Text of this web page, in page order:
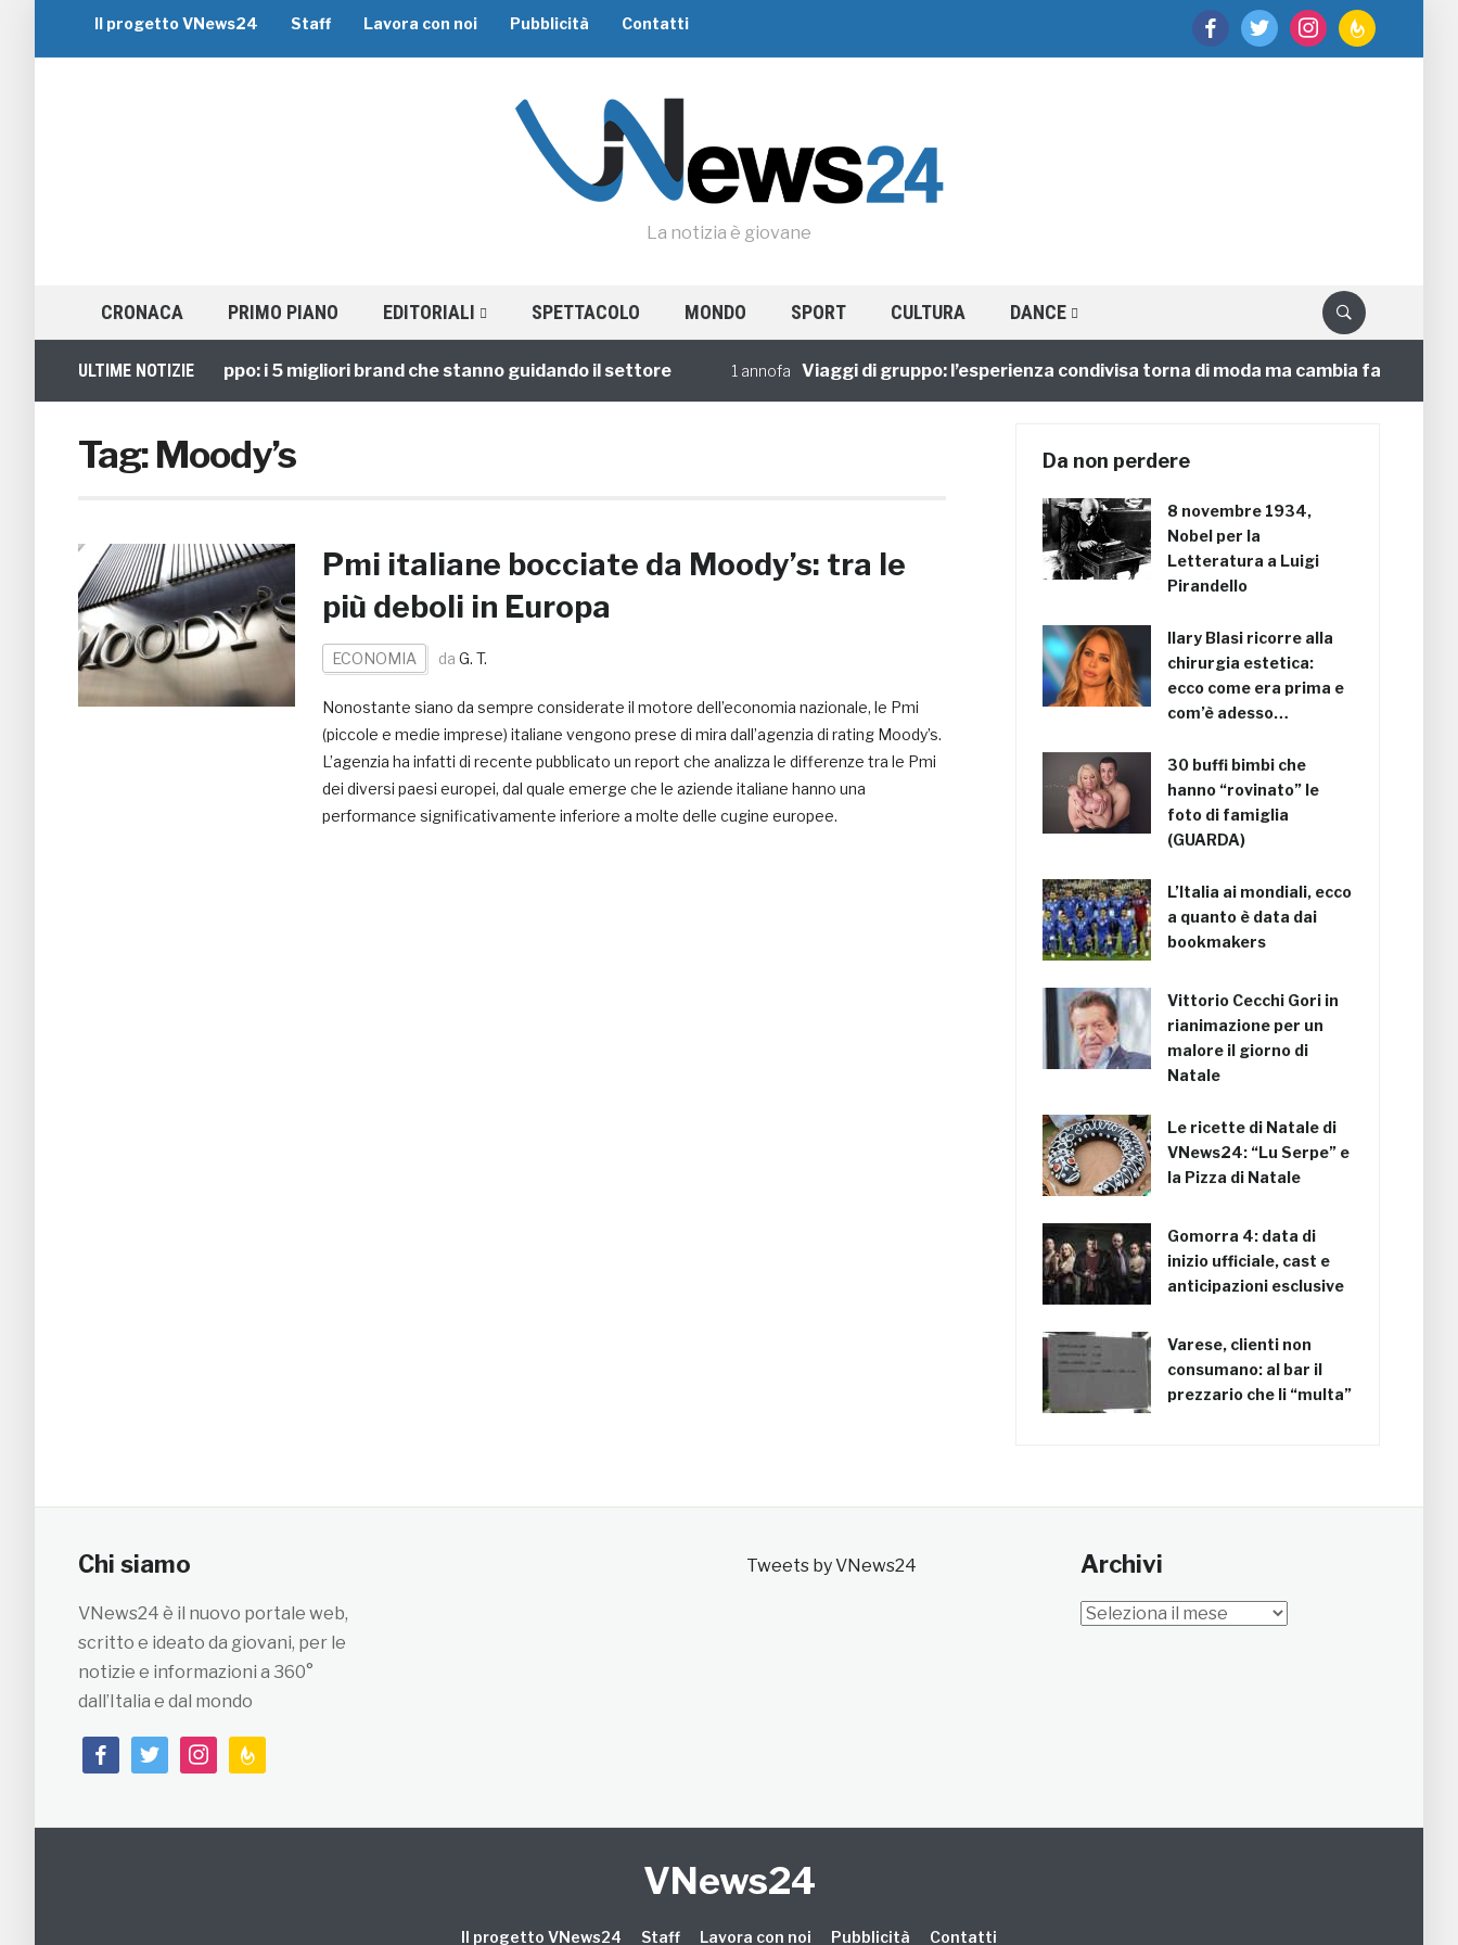
facebooktwitter instagramfeedburner
Il progetto VNews24 Staff Lavora con noi Pubblicità Contatti
La notizia è giovane
CRONACA PRIMO PIANO EDITORIALI SPETTACOLO MONDO SPORT CULTURA DANCE
ULTIME NOTIZIE
Viaggi di Gruppo: i 5 migliori brand che stanno guidando il settore 1 annofa Viaggi di gruppo: l’esperienza condivisa torna di moda ma cambia faccia
Tag:Moody’s
Pmi italiane bocciate da Moody’s: tra le
più deboli in Europa
ECONOMIA da G. T.
Nonostante siano da sempre considerate il motore dell’economia nazionale, le Pmi
(piccole e medie imprese) italiane vengono prese di mira dall’agenzia di rating Moody’s.
L’agenzia ha infatti di recente pubblicato un report che analizza le differenze tra le Pmi
dei diversi paesi europei, dal quale emerge che le aziende italiane hanno una
performance significativamente inferiore a molte delle cugine europee.
Da non perdere
8 novembre 1934,
Nobel per la
Letteratura a Luigi
Pirandello
Ilary Blasi ricorre alla
chirurgia estetica:
ecco come era prima e
com’è adesso…
30 buffi bimbi che
hanno “rovinato” le
foto di famiglia
(GUARDA)
L’Italia ai mondiali, ecco
a quanto è data dai
bookmakers
Vittorio Cecchi Gori in
rianimazione per un
malore il giorno di
Natale
Le ricette di Natale di
VNews24: “Lu Serpe” e
la Pizza di Natale
Gomorra 4: data di
inizio ufficiale, cast e
anticipazioni esclusive
Varese, clienti non
consumano: al bar il
prezzario che li “multa”
Chi siamo
VNews24 è il nuovo portale web,
scritto e ideato da giovani, per le
notizie e informazioni a 360°
dall’Italia e dal mondo
facebooktwitterinstagramfeedburner
Tweets by VNews24 Archivi
Archivi
VNews24
Il progetto VNews24 Staff Lavora con noi Pubblicità Contatti